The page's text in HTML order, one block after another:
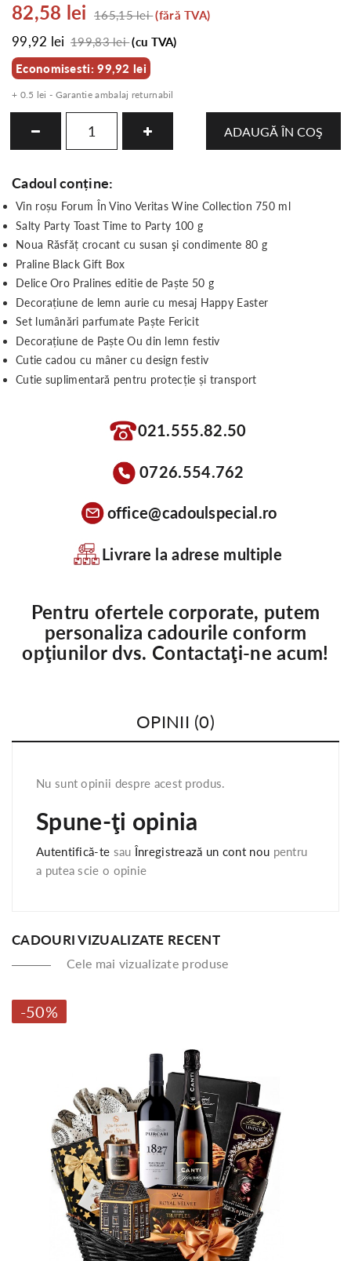
82,58 lei 165,15 lei(fără TVA)
99,92 lei 199,83 lei(cu TVA)
Economisesti: 99,92 lei
+ 0.5 lei - Garantie ambalaj returnabil
ADAUGĂ ÎN COŞ
Cadoul conține:
Vin roșu Forum În Vino Veritas Wine Collection 750 ml
Salty Party Toast Time to Party 100 g
Noua Răsfăț crocant cu susan şi condimente 80 g
Praline Black Gift Box
Delice Oro Pralines editie de Paște 50 g
Decorațiune de lemn aurie cu mesaj Happy Easter
Set lumânări parfumate Paște Fericit
Decorațiune de Paște Ou din lemn festiv
Cutie cadou cu mâner cu design festiv
Cutie suplimentară pentru protecție și transport
021.555.82.50
0726.554.762
office@cadoulspecial.ro
Livrare la adrese multiple
Pentru ofertele corporate, putem
personaliza cadourile conform
opţiunilor dvs. Contactaţi-ne acum!
OPINII (0)
Nu sunt opinii despre acest produs.
Spune-ţi opinia
Autentifică-te sau Înregistrează un cont nou pentru
a putea scie o opinie
CADOURI VIZUALIZATE RECENT
Cele mai vizualizate produse
-50%